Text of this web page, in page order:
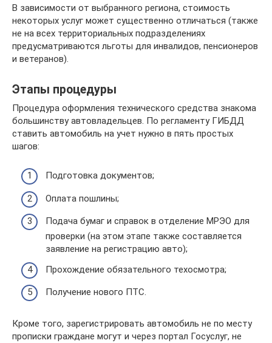
В зависимости от выбранного региона, стоимость
некоторых услуг может существенно отличаться (также
не на всех территориальных подразделениях
предусматриваются льготы для инвалидов, пенсионеров
и ветеранов).
Этапы процедуры
Процедура оформления технического средства знакома
большинству автовладельцев. По регламенту ГИБДД
ставить автомобиль на учет нужно в пять простых
шагов:
Подготовка документов;
Оплата пошлины;
Подача бумаг и справок в отделение МРЭО для
проверки (на этом этапе также составляется
заявление на регистрацию авто);
Прохождение обязательного техосмотра;
Получение нового ПТС.
Кроме того, зарегистрировать автомобиль не по месту
прописки граждане могут и через портал Госуслуг, не